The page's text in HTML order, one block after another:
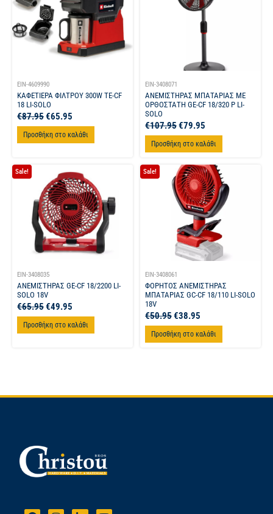
EIN-4609990
ΚΑΦΕΤΙΕΡΑ ΦΙΛΤΡΟΥ 300W TE-CF
18 LI-SOLO
€87.95€65.95
Προσθήκη στο καλάθι
EIN-3408071
ΑΝΕΜΙΣΤΗΡΑΣ ΜΠΑΤΑΡΙΑΣ ΜΕ
ΟΡΘΟΣΤΑΤΗ GE-CF 18/320 P LI-
SOLO
€107.95€79.95
Προσθήκη στο καλάθι
Sale!
EIN-3408035
ΑΝΕΜΙΣΤΗΡΑΣ GE-CF 18/2200 LI-
SOLO 18V
€65.95€49.95
Προσθήκη στο καλάθι
Sale!
EIN-3408061
ΦΟΡΗΤΟΣ ΑΝΕΜΙΣΤΗΡΑΣ
ΜΠΑΤΑΡΙΑΣ GC-CF 18/110 LI-SOLO
18V
€50.95€38.95
Προσθήκη στο καλάθι